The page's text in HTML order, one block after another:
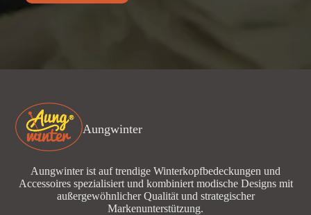
Aungwinter
Aungwinter ist auf trendige Winterkopfbedeckungen und
Accessoires spezialisiert und kombiniert modische Designs mit
außergewöhnlicher Qualität und strategischer
Markenunterstützung.